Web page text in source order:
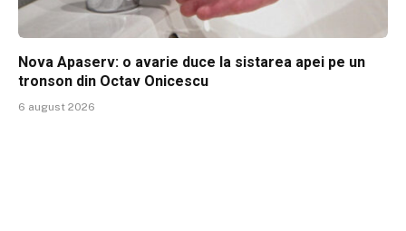
Nova Apaserv: o avarie duce la sistarea apei pe un
tronson din Octav Onicescu
6 august 2026